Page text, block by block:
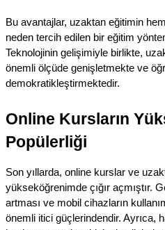
Bu avantajlar, uzaktan eğitimin
neden tercih edilen bir eğitim
Teknolojinin gelişimiyle birlikte,
önemli ölçüde genişletmekte ve
demokratikleştirmektedir.
Online Kursların
Popülerliği
Son yıllarda, online kurslar ve
yükseköğrenimde çığır açmıştır.
artması ve mobil cihazların
önemli itici güçlerindendir. Ayrıca,